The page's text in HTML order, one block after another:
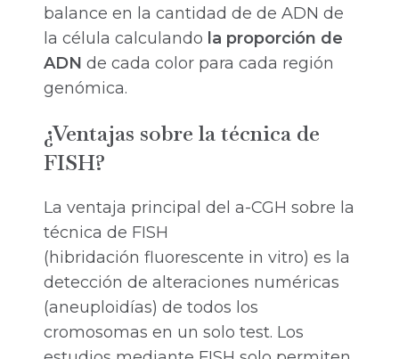
balance en la cantidad de de ADN de
la célula calculando la proporción de
ADN de cada color para cada región
genómica.
¿Ventajas sobre la técnica de
FISH?
La ventaja principal del a-CGH sobre la
técnica de FISH
(hibridación fluorescente in vitro) es la
detección de alteraciones numéricas
(aneuploidías) de todos los
cromosomas en un solo test. Los